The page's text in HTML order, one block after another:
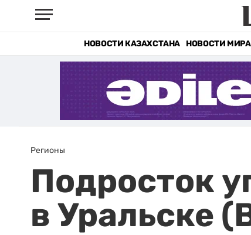
НОВОСТИ КАЗАХСТАНА НОВОСТИ МИРА
Регионы
Подросток
в Уральске